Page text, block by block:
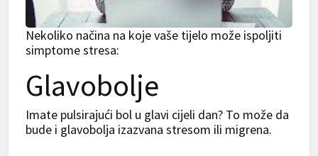
Nekoliko načina na koje vaše tijelo može ispoljiti
simptome stresa:
Glavobolje
Imate pulsirajući bol u glavi cijeli dan? To može da
bude i glavobolja izazvana stresom ili migrena.